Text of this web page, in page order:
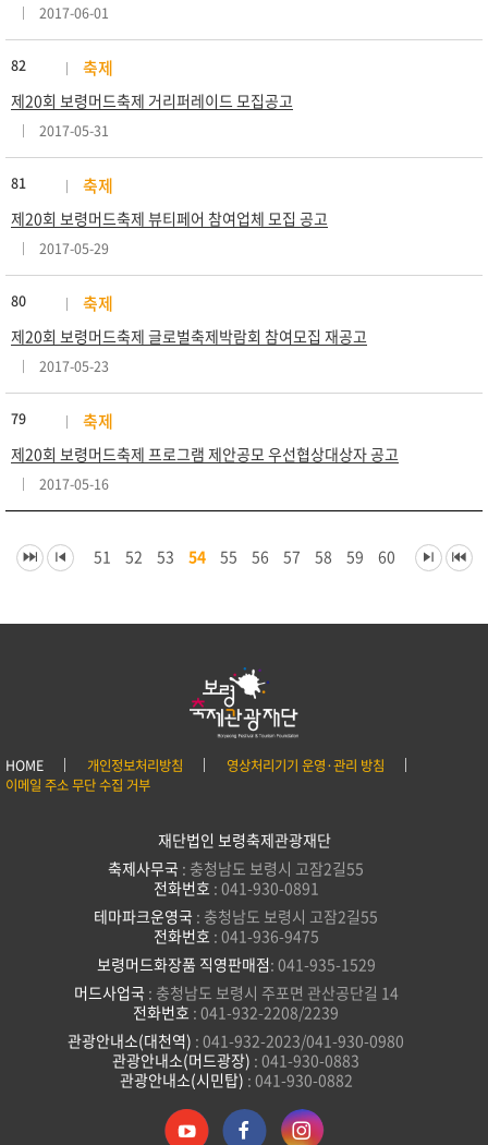
2017-06-01
82 축제
제20회 보령머드축제 거리퍼레이드 모집공고
2017-05-31
81 축제
제20회 보령머드축제 뷰티페어 참여업체 모집 공고
2017-05-29
80 축제
제20회 보령머드축제 글로벌축제박람회 참여모집 재공고
2017-05-23
79 축제
제20회 보령머드축제 프로그램 제안공모 우선협상대상자 공고
2017-05-16
51 52 53 54 55 56 57 58 59 60
HOME 개인정보처리방침
영상처리기기 운영·관리 방침
이메일 주소 무단 수집 거부
재단법인 보령축제관광재단
축제사무국 : 충청남도 보령시 고잠2길55
전화번호 : 041-930-0891
테마파크운영국 : 충청남도 보령시 고잠2길55
전화번호 : 041-936-9475
보령머드화장품 직영판매점: 041-935-1529
머드사업국 : 충청남도 보령시 주포면 관산공단길 14
전화번호 : 041-932-2208/2239
관광안내소(대천역) : 041-932-2023/041-930-0980
관광안내소(머드광장) : 041-930-0883
관광안내소(시민탑) : 041-930-0882